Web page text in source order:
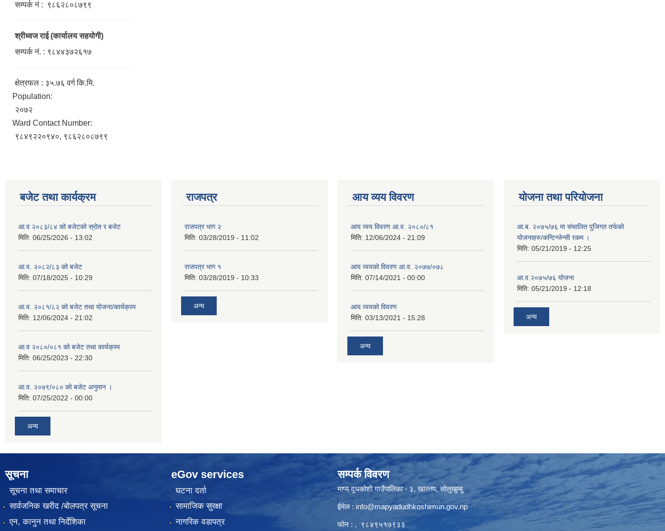
सम्पर्क नं : ९८६२८०८७९९
श्रीध्वज राई (कार्यालय सहयोगी)
सम्पर्क नं. : ९८४४३७२६१७
क्षेत्रफल : ३५.७६ वर्ग कि.मि.
Population:
२०७२
Ward Contact Number:
९८४९२२०९४०, ९८६२८०८७९९
बजेट तथा कार्यक्रम
आ.व २०८३/८४ को बजेटको स्रोत र बजेट
मिति: 06/25/2026 - 13:02
आ.व. २०८२/८३ को बजेट
मिति: 07/18/2025 - 10:29
आ.व. २०८१/८२ को बजेट तथा योजना/कार्यक्रम
मिति: 12/06/2024 - 21:02
आ.व २०८०/०८१ को बजेट तथा कार्यक्रम
मिति: 06/25/2023 - 22:30
आ.व. २०७९/०८० को बजेट अनुमान ।
मिति: 07/25/2022 - 00:00
अन्य
राजपत्र
राजपत्र भाग २
मिति: 03/28/2019 - 11:02
राजपत्र भाग १
मिति: 03/28/2019 - 10:33
अन्य
आय व्यय विवरण
आय व्यय विवरण आ.व. २०८०/८१
मिति: 12/06/2024 - 21:09
आय व्ययको विवरण आ.व. २०७७/०७८
मिति: 07/14/2021 - 00:00
आय व्ययको विवरण
मिति: 03/13/2021 - 15:28
अन्य
योजना तथा परियोजना
आ.ब. २०७५/७६ मा संचालित पुजिगत तर्फको
योजनाहरु/कन्टिन्जेन्सी रकम ।
मिति: 05/21/2019 - 12:25
आ.व.२०७५/७६ योजना
मिति: 05/21/2019 - 12:18
अन्य
सूचना
सूचना तथा समाचार
सार्वजनिक खरीद /बोलपत्र सूचना
एन, कानुन तथा निर्देशिका
eGov services
घटना दर्ता
सामाजिक सुरक्षा
नागरिक वडापत्र
सम्पर्क विवरण
माप्य दुधकोशी गाउँपालिका - ३, खास्तप, सोलुखुम्बु
ईमेल : info@mapyadudhkoshimun.gov.np
फोन : , ९८४९५१७९३३